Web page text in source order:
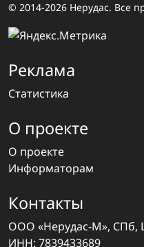
© 2014-2026 Нерудас. Все
Реклама
Статистика
О проекте
О проекте
Информаторам
Контакты
ООО «Нерудас-М», СПб,
ИНН: 7839433689